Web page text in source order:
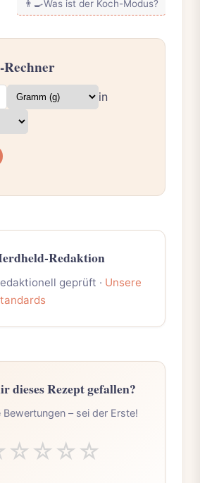
👨‍🍳Was ist der Koch-Modus?
Rechner
in
Redaktion
geprüft · Unsere
dieses Rezept gefallen?
– sei der Erste!
☆☆☆☆